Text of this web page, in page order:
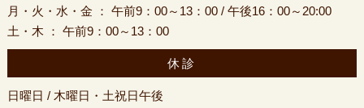
月・火・水・金 ： 午前9：00～13：00 / 午後16：00～20:00
土・木 ： 午前9：00～13：00
休診
日曜日 / 木曜日・土祝日午後